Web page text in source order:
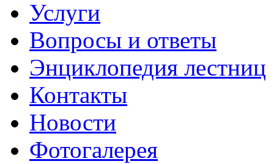
Услуги
Вопросы и ответы
Энциклопедия лестниц
Контакты
Новости
Фотогалерея